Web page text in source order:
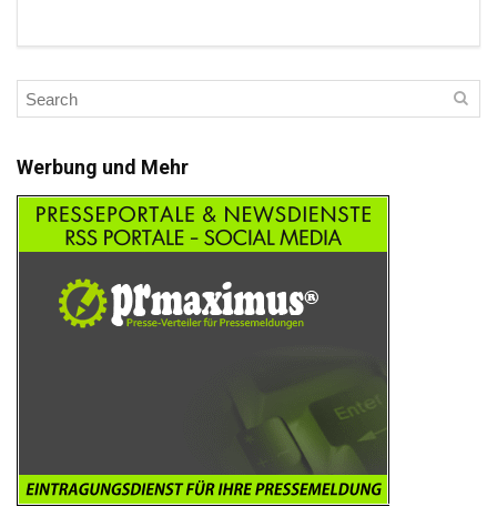
Werbung und Mehr